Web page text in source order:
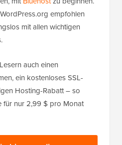
empfohlen
mit allen wichtigen
auch einen
ein kostenloses SSL-
Hosting-Rabatt – so
für nur 2,99 $ pro Monat